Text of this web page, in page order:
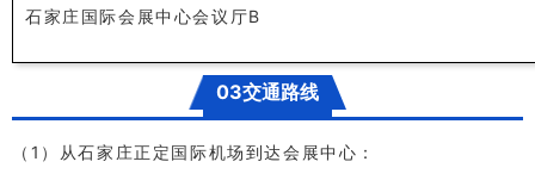
石家庄国际会展中心会议厅B
03交通路线
（1）从石家庄正定国际机场到达会展中心：